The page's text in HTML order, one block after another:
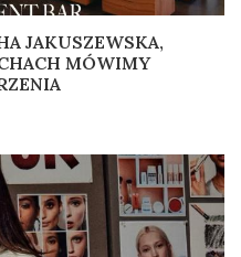
JAKUSZEWSKA,
MÓWIMY